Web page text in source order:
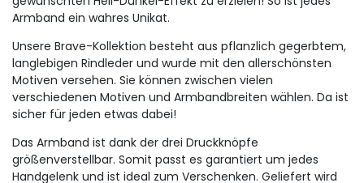
Armband ein wahres Unikat.
Unsere Brave-Kollektion besteht aus pflanzlich gegerbtem,
langlebigen Rindleder und wurde mit den allerschönsten
Motiven versehen. Sie können zwischen vielen
verschiedenen Motiven und Armbandbreiten wählen. Da ist
sicher für jeden etwas dabei!
Das Armband ist dank der drei Druckknöpfe
größenverstellbar. Somit passt es garantiert um jedes
Handgelenk und ist ideal zum Verschenken. Geliefert wird